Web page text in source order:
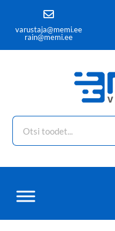
varustaja@memi.ee
rain@memi.ee